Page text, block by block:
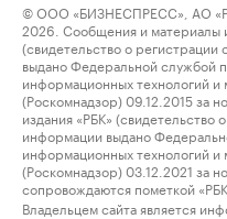
© ООО «БИЗНЕСПРЕСС», АО
2026. Сообщения и материалы
(свидетельство о
выдано Федеральной службой
информационных технологий и
(Роскомнадзор) 09.12.2015 за
издания «РБК» (свидетельство
информации выдано
информационных технологий и
(Роскомнадзор) 03.12.2021
сопровождаются пометкой
Владельцем сайта является